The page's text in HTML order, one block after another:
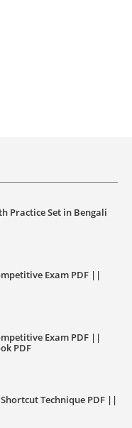
Practice Set in Bengali
Exam PDF ||
Exam PDF ||
PDF
Technique PDF ||